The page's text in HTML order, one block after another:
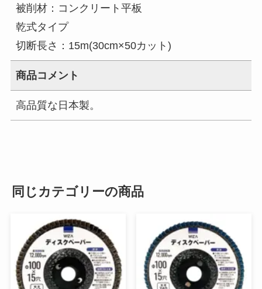
被削材：コンクリート平板
乾式タイプ
切断長さ：15m(30cm×50カット)
商品コメント
高品質な日本製。
同じカテゴリーの商品